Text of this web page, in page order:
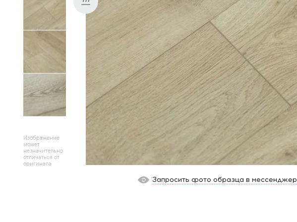
Массивная доска
Террасная доска
Настенные покрытия
Отопительное оборудование
Новинки
Изображение
может
незначительно
отличаться от
оригинала
Запросить фото образца в мессенджер